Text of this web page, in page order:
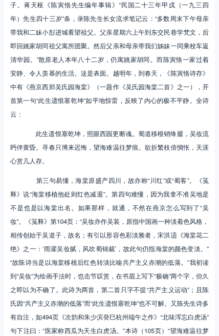
子。蒋天枢《陈寅恪先生编年事辑》“民国二十三年甲戌（一九三四
年）先生四十三岁”条，录陈先生长女流求笔记云：“多数周末下午母亲
带我和二妹小彭进城看望祖父。父亲星期六上午到东交民巷学梵文，后
即回姚家胡同祖父寓所团聚。然后父亲和母亲带我们姊妹一同乘校车返
清华园。”散原老人本年八十二岁，仍寓姚家胡同。而陈寅恪一家过着
安静、令人羡慕的生活。这是表面。越明年，到春天，《陈寅恪诗存》
中有《燕京西郊吴氏园海棠》（一题作《吴氏园海棠二首》之一），开
首第一句“此生遗恨塞乾坤”如平地惊雷，反映了内心的极不平静。全诗
云：
此生遗恨塞乾坤，照眼西园更断魂。蜀道移根销绛靥，吴妆流
眄伴黄昏。寻春只博来迟悔，望海难温往梦痕。欲折繁枝倍惆怅，天涯
心赏几人存。
第三句易懂，海棠原盛产四川，故亦称“川红”或“蜀客”。《笺
释》说“海棠移植他处则红色减退”。第四句难懂，因为我拿不准吴地是
不是也是以海棠出名。如果那样，就通，不然在燕京怎么写到了“吴
妆”。《笺释》第104页：“吴妆亦作吴装，原指中国画一种淡着色风格，
相传创始于吴道子，故名；有引以形容色彩淡雅者，宋洪适《海棠花二
绝》之一：‘雨濯吴妆腻，风吹蜀锦裁’，故此句仍指海棠的颜色变淡。”
“故陈诗当是以海棠移植后红色转淡比喻共产主义赤潮的低落。”我初读
到“吴妆”为绘画手法时，也击节叹赏，在书眉上写下“极确”两个字，但久
之即以为不确了。此诗为两首，第二首只字不提“共产主义运动”；且陈
氏因“共产主义赤潮的低落”而“此生遗恨塞乾坤”也不可解。又陈先生诗多
有自注，如494页《次韵和朱少滨癸巳杭州端午之作》“北味浑忘白虎汤”
句下注曰：“医家称西瓜为天生白虎汤。”本诗（105页）“望海难温往梦